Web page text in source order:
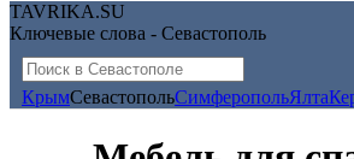
TAVRIKA.SU
Ключевые слова - Севастополь
КрымСевастопольСимферопольЯлта